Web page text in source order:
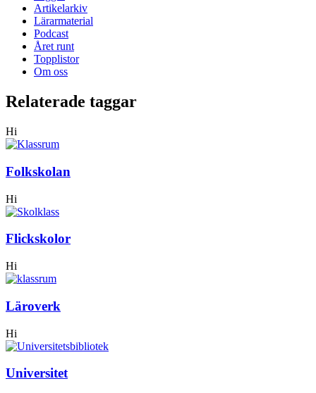
Artikelarkiv
Lärarmaterial
Podcast
Året runt
Topplistor
Om oss
Relaterade taggar
Hi
Folkskolan
Hi
Flickskolor
Hi
Läroverk
Hi
Universitet